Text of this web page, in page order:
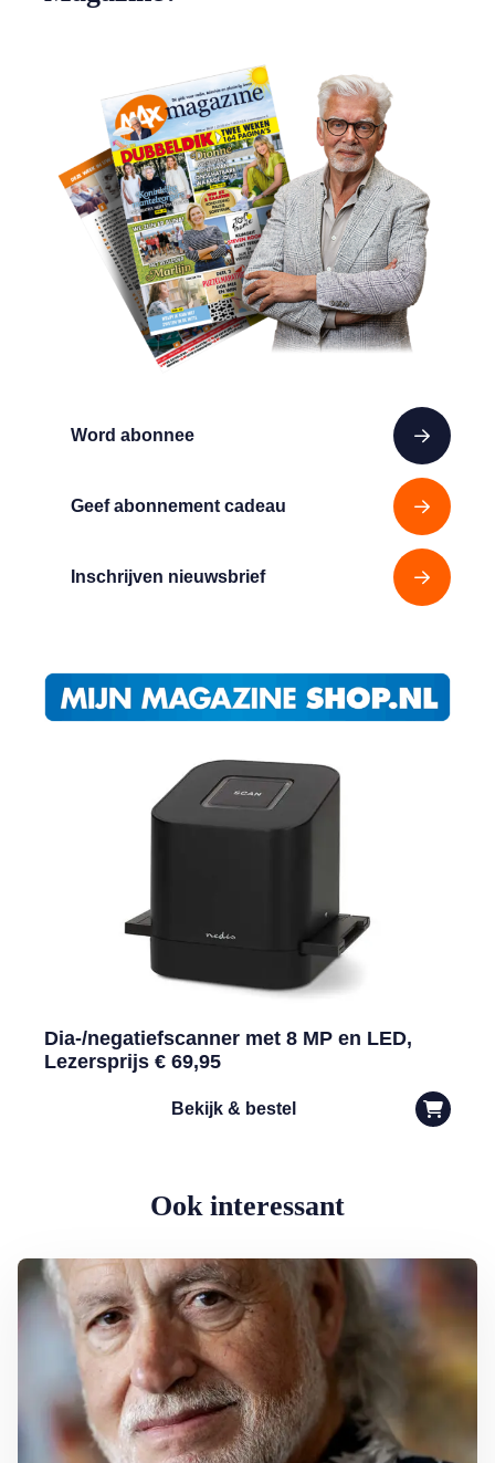
Word abonnee
Geef abonnement cadeau
Inschrijven nieuwsbrief
Dia-/negatiefscanner met 8 MP en LED,
Lezersprijs € 69,95
Bekijk & bestel
Ook interessant
Lees meer over George Baker (81) blijft liedjes schrijven en